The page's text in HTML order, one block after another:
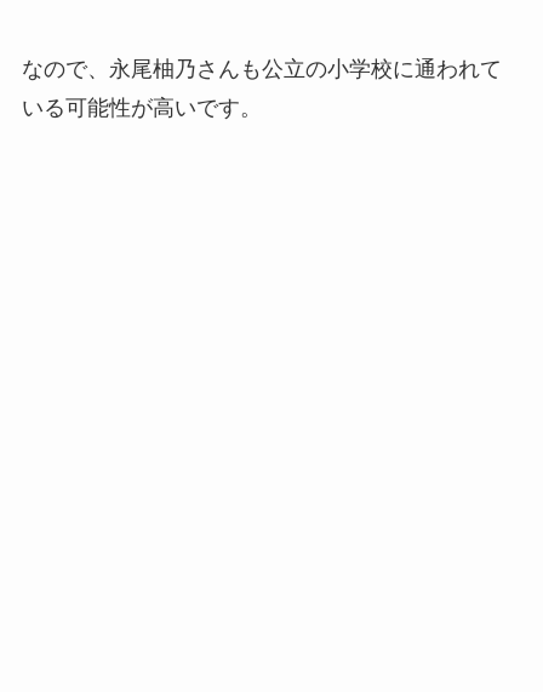
なので、永尾柚乃さんも公立の小学校に通われて
いる可能性が高いです。